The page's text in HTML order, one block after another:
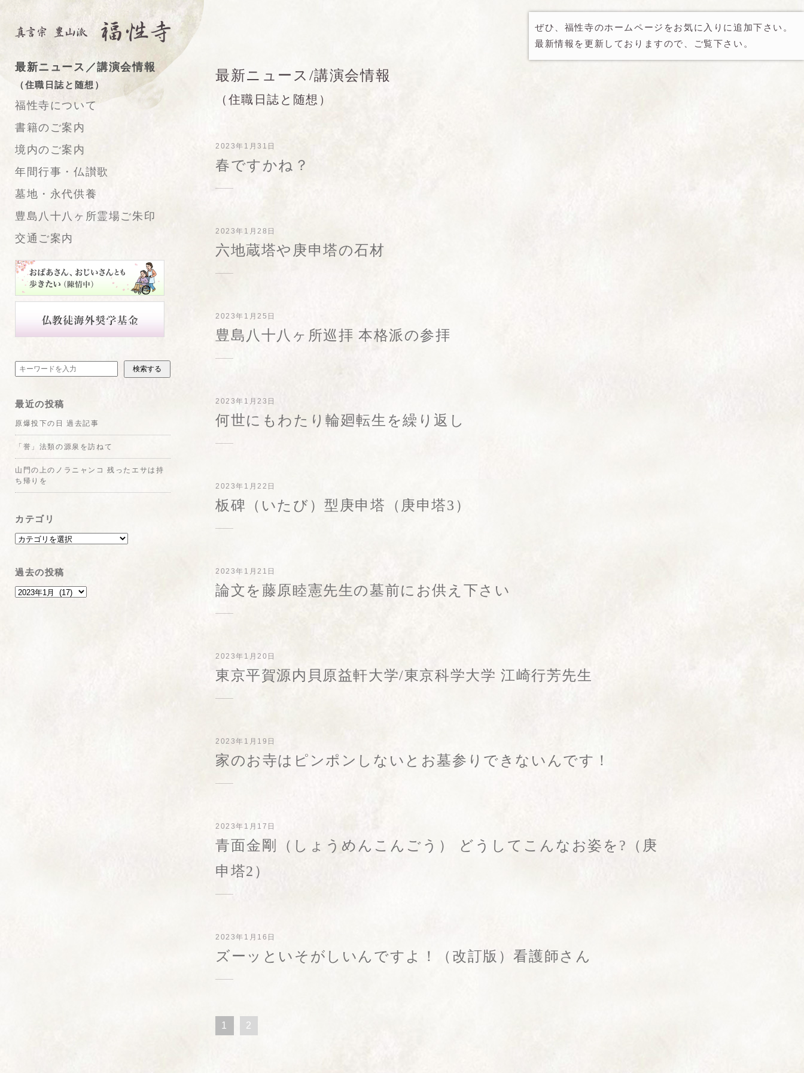
最新ニュース／講演会情報
（住職日誌と随想）
福性寺について
書籍のご案内
境内のご案内
年間行事・仏讃歌
墓地・永代供養
豊島八十八ヶ所霊場ご朱印
交通ご案内
検索する
最近の投稿
原爆投下の日 過去記事
「誉」法類の源泉を訪ねて
山門の上のノラニャンコ 残ったエサは持
ち帰りを
カテゴリ
過去の投稿
最新ニュース/講演会情報
（住職日誌と随想）
2023年1月31日
春ですかね？
2023年1月28日
六地蔵塔や庚申塔の石材
2023年1月25日
豊島八十八ヶ所巡拝 本格派の参拝
2023年1月23日
何世にもわたり輪廻転生を繰り返し
2023年1月22日
板碑（いたび）型庚申塔（庚申塔3）
2023年1月21日
論文を藤原睦憲先生の墓前にお供え下さい
2023年1月20日
東京平賀源内貝原益軒大学/東京科学大学 江崎行芳先生
2023年1月19日
家のお寺はピンポンしないとお墓参りできないんです！
2023年1月17日
青面金剛（しょうめんこんごう） どうしてこんなお姿を?（庚
申塔2）
2023年1月16日
ズーッといそがしいんですよ！（改訂版）看護師さん
1 2
ぜひ、福性寺のホームページをお気に入りに追加下さい。
最新情報を更新しておりますので、ご覧下さい。